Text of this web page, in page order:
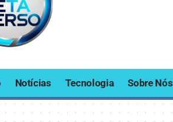
Notícias Tecnologia Sobre Nós